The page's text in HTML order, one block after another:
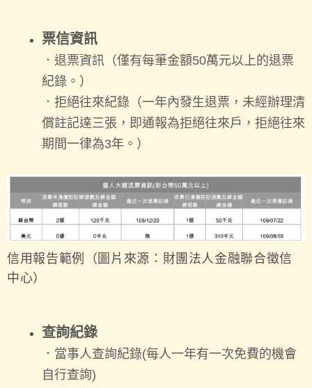
票信資訊
．退票資訊（僅有每筆金額50萬元以上的退票
紀錄。）
．拒絕往來紀錄（一年內發生退票，未經辦理清
償註記達三張，即通報為拒絕往來戶，拒絕往來
期間一律為3年。）
信用報告範例（圖片來源：財團法人金融聯合徵信
中心）
查詢紀錄
．當事人查詢紀錄(每人一年有一次免費的機會
自行查詢)